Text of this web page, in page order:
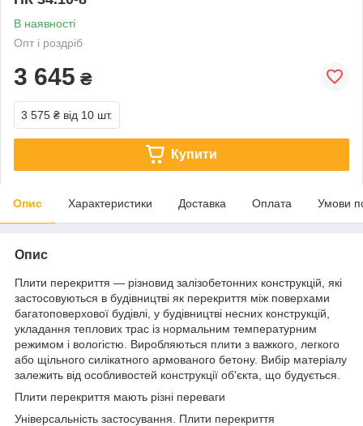
В наявності
Опт і роздріб
3 645 ₴
3 575 ₴ від 10 шт.
Купити
Опис Характеристики Доставка Оплата Умови
Опис
Плити перекриття — різновид залізобетонних конструкцій, які
застосовуються в будівництві як перекриття між поверхами
багатоповерхової будівлі, у будівництві несних конструкцій,
укладання теплових трас із нормальним температурним
режимом і вологістю. Виробляються плити з важкого, легкого
або щільного силікатного армованого бетону. Вибір матеріалу
залежить від особливостей конструкції об'єкта, що будується.
Плити перекриття мають різні переваги
Універсальність застосування. Плити перекриття